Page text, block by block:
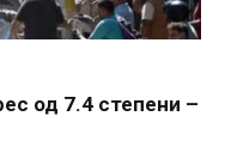
од 7.4 степени –